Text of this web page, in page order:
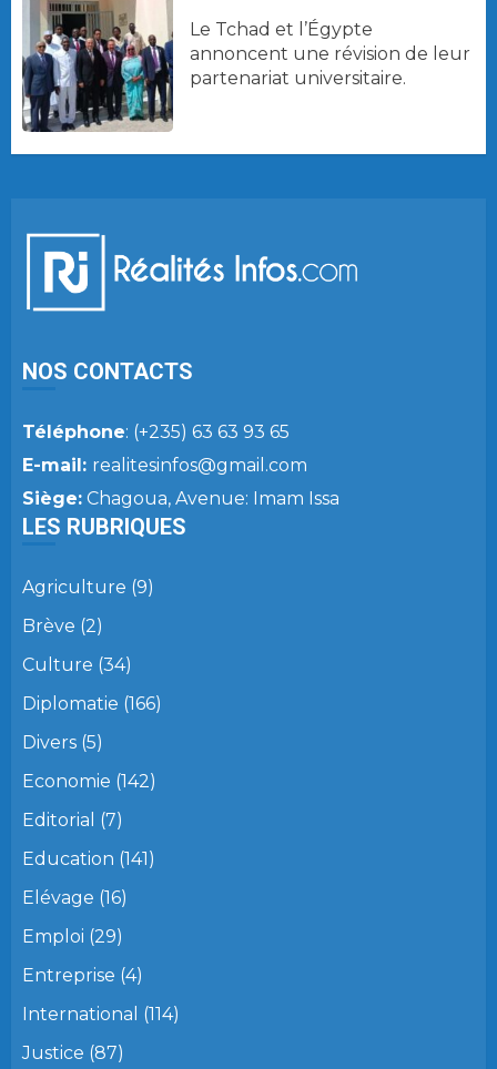
Le Tchad et l’Égypte
annoncent une révision de leur
partenariat universitaire.
NOS CONTACTS
Téléphone: (+235) 63 63 93 65
E-mail: realitesinfos@gmail.com
Siège: Chagoua, Avenue: Imam Issa
LES RUBRIQUES
Agriculture (9)
Brève (2)
Culture (34)
Diplomatie (166)
Divers (5)
Economie (142)
Editorial (7)
Education (141)
Elévage (16)
Emploi (29)
Entreprise (4)
International (114)
Justice (87)